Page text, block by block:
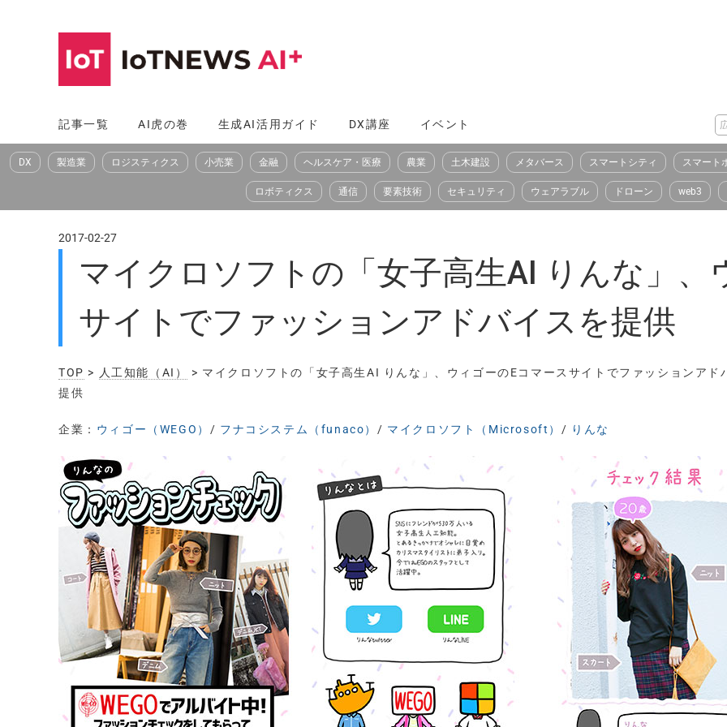
へ
ス
記事一覧 AI虎の巻 生成AI活用ガイド DX講座 イベント
DX 製造業 ロジスティクス 小売業 金融 ヘルスケア・医療 農業 土木建設 メタバース スマートシティ スマート
ロボティクス 通信 要素技術 セキュリティ ウェアラブル ドローン web3
2017-02-27
マイクロソフトの「女子高生AI りんな」、
サイトでファッションアドバイスを提供
TOP > 人工知能（AI）
> マイクロソフトの「女子高生AI りんな」、ウィゴーのEコマースサイトでファッションアド
提供
企業： ウィゴー（WEGO） / フナコシステム（funaco） / マイクロソフト（Microsoft） / りんな